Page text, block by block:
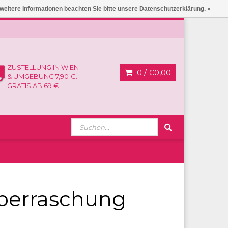
ZUSTELLUNG IN WIEN
& UMGEBUNG 7,90 €.
GRATIS AB 69 €.
0 / €0,00
Informationen beachten Sie bitte unsere Datenschutzerklärung. »